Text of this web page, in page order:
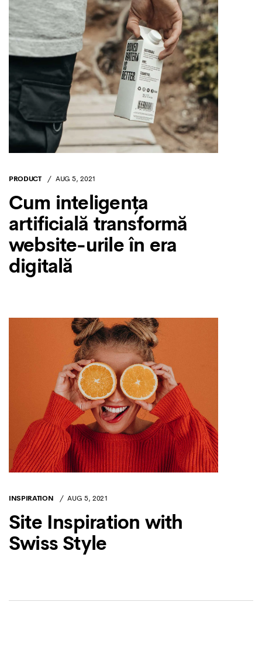
PRODUCT AUG 5, 2021
Cum inteligența
artificială transformă
website-urile în era
digitală
INSPIRATION AUG 5, 2021
Site Inspiration with
Swiss Style